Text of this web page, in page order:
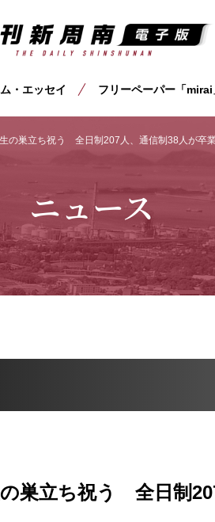
・エッセイ フリーペーパー「mirai
生の巣立ち祝う 全日制207人、通信制38人が卒
ニュース
の巣立ち祝う 全日制